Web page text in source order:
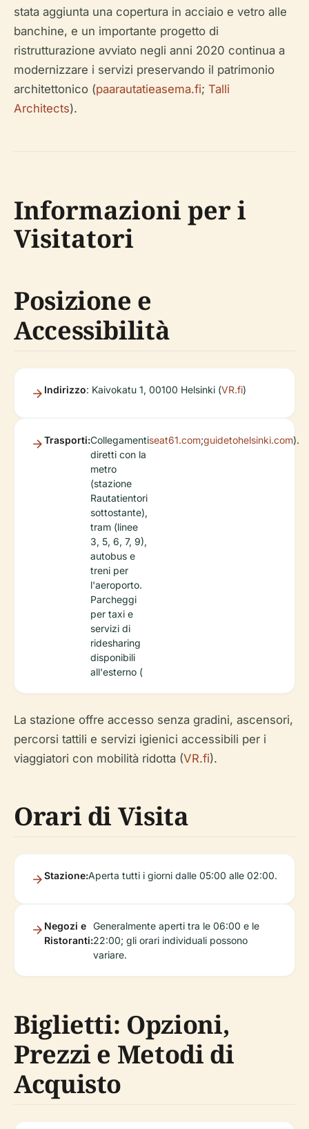
stata aggiunta una copertura in acciaio e vetro alle
banchine, e un importante progetto di
ristrutturazione avviato negli anni 2020 continua a
modernizzare i servizi preservando il patrimonio
architettonico (paarautatieasema.fi; Talli
Architects).
Informazioni per i
Visitatori
Posizione e
Accessibilità
Indirizzo: Kaivokatu 1, 00100 Helsinki (VR.fi)
Trasporti:Collegamenti
diretti con la
metro
(stazione
Rautatientori
sottostante),
tram (linee
3, 5, 6, 7, 9),
autobus e
treni per
l'aeroporto.
Parcheggi
per taxi e
servizi di
ridesharing
disponibili
all'esterno (
seat61.com;guidetohelsinki.com).
La stazione offre accesso senza gradini, ascensori,
percorsi tattili e servizi igienici accessibili per i
viaggiatori con mobilità ridotta (VR.fi).
Orari di Visita
Stazione:Aperta tutti i giorni dalle 05:00 alle 02:00.
Negozi e
Ristoranti:
Generalmente aperti tra le 06:00 e le
22:00; gli orari individuali possono
variare.
Biglietti: Opzioni,
Prezzi e Metodi di
Acquisto